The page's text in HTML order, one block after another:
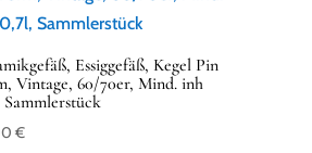
Essiggefäß, Kegel Pin
Vintage, 60/70er, Mind. inh
Sammlerstück
€